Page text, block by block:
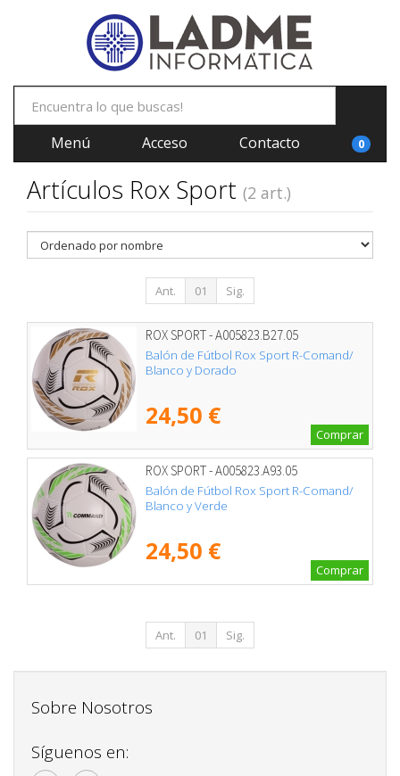
Menú Acceso Contacto 0
Artículos Rox Sport (2 art.)
Ant. 01 Sig.
ROX SPORT - A005823.B27.05
Balón de Fútbol Rox Sport R-Comand/
Blanco y Dorado
24,50 €
Comprar
ROX SPORT - A005823.A93.05
Balón de Fútbol Rox Sport R-Comand/
Blanco y Verde
24,50 €
Comprar
Ant. 01 Sig.
Sobre Nosotros
Síguenos en: